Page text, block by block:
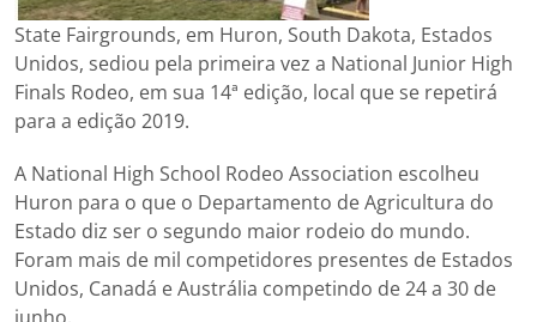
State Fairgrounds, em Huron, South Dakota, Estados
Unidos, sediou pela primeira vez a National Junior High
Finals Rodeo, em sua 14ª edição, local que se repetirá
para a edição 2019.
A National High School Rodeo Association escolheu
Huron para o que o Departamento de Agricultura do
Estado diz ser o segundo maior rodeio do mundo.
Foram mais de mil competidores presentes de Estados
Unidos, Canadá e Austrália competindo de 24 a 30 de